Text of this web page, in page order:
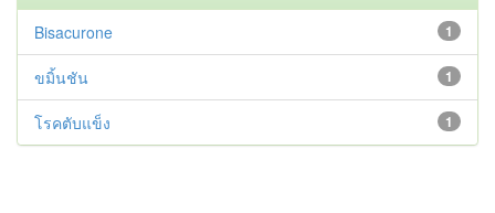
1
Bisacurone
1
ขมิ้นชัน
1
โรคตับแข็ง